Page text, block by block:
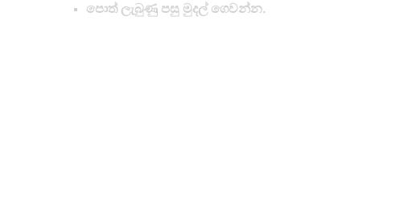
පොත් ලැබුණු පසු මුදල් ගෙවන්න.